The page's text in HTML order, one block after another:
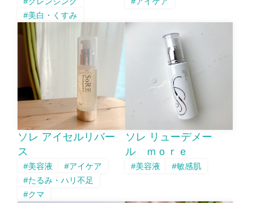
#美白・くすみ
ソレ アイセルリバー
ス
#美容液
#アイケア
#たるみ・ハリ不足
#クマ
ソレ リューデメー
ル ｍｏｒｅ
#美容液 #敏感肌